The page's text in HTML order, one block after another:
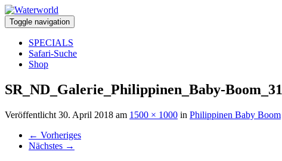
Toggle navigation
SPECIALS
Safari-Suche
Shop
SR_ND_Galerie_Philippinen_Baby-Boom_31
Veröffentlicht 30. April 2018 am 1500 × 1000 in Philippinen Baby Boom
← Vorheriges
Nächstes →